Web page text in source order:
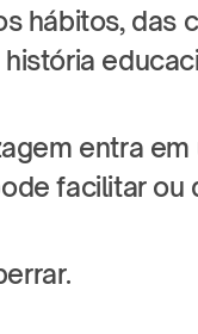
hábitos, das
entra
facilitar ou